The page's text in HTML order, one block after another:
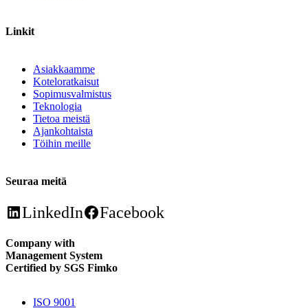
Linkit
Asiakkaamme
Koteloratkaisut
Sopimusvalmistus
Teknologia
Tietoa meistä
Ajankohtaista
Töihin meille
Seuraa meitä
LinkedIn Facebook
Company with
Management System
Certified by SGS Fimko
ISO 9001